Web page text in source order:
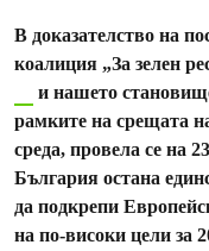
В доказателство на
коалиция „За зелен
и нашето
рамките на срещата
среда, провела се на
България остана
да подкрепи
на по-високи цели за